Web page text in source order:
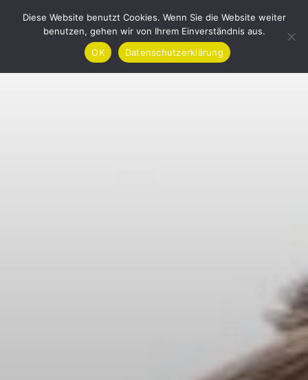
Inhalt
Diese Website benutzt Cookies. Wenn Sie die Website weiter
benutzen, gehen wir von Ihrem Einverständnis aus.
OK
Datenschutzerklärung